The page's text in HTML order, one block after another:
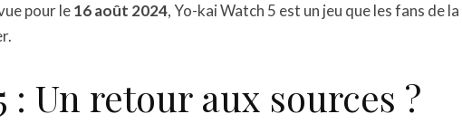
pour le16 août 2024, Yo-kai Watch 5 est un jeu que les fans de la
: Un retour aux sources ?